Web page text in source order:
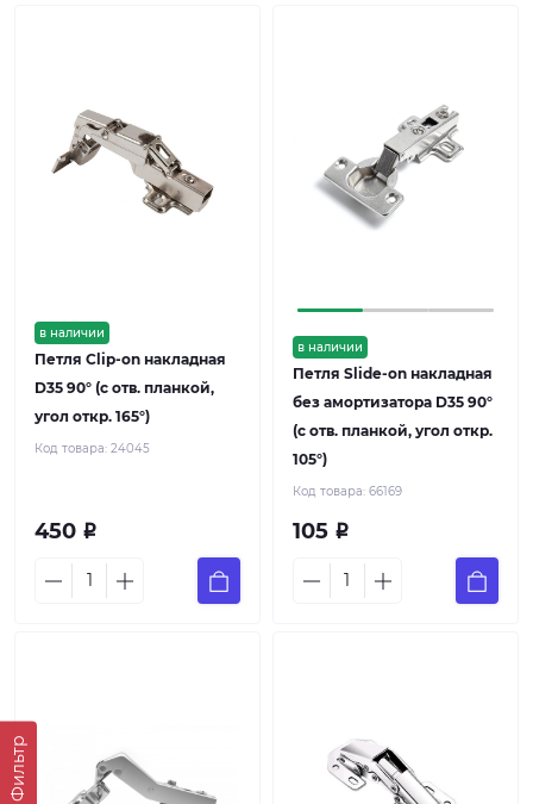
Фильтр
в наличии
Петля Clip-on накладная
D35 90° (с отв. планкой,
угол откр. 165°)
Код товара: 24045
450 Р
в наличии
Петля Slide-on накладная
без амортизатора D35 90°
(с отв. планкой, угол откр.
105°)
Код товара: 66169
105 Р